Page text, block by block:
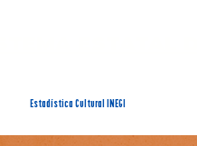
Estadística Cultural INEGI